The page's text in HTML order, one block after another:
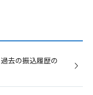
去の振込履歴の